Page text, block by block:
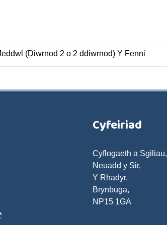
(Diwrnod 2 o 2 ddiwrnod) Y Fenni
Cyfeiriad
Cyflogaeth a Sgiliau,
Neuadd y Sir,
Y Rhadyr,
Brynbuga,
NP15 1GA